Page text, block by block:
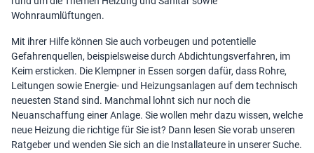
Wohnraumlüftungen.
Mit ihrer Hilfe können Sie auch vorbeugen und potentielle
Gefahrenquellen, beispielsweise durch Abdichtungsverfahren, im
Keim ersticken. Die Klempner in Essen sorgen dafür, dass Rohre,
Leitungen sowie Energie- und Heizungsanlagen auf dem technisch
neuesten Stand sind. Manchmal lohnt sich nur noch die
Neuanschaffung einer Anlage. Sie wollen mehr dazu wissen, welche
neue Heizung die richtige für Sie ist? Dann lesen Sie vorab unseren
Ratgeber und wenden Sie sich an die Installateure in unserer Suche.